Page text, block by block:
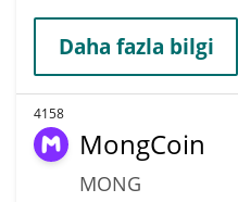
Daha fazla bilgi
4158
MongCoin
MONG